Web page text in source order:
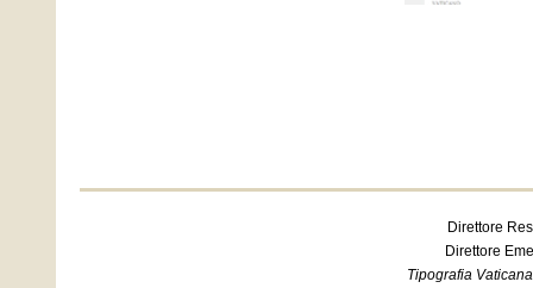
Direttore
Direttore
Tipografia